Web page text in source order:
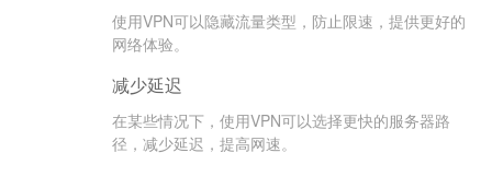
使用VPN可以隐藏流量类型，防止限速，提供更好的
网络体验。
减少延迟
在某些情况下，使用VPN可以选择更快的服务器路
径，减少延迟，提高网速。